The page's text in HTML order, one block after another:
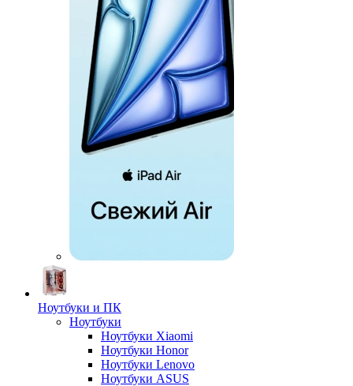
Ноутбуки и ПК
Ноутбуки
Ноутбуки Xiaomi
Ноутбуки Honor
Ноутбуки Lenovo
Ноутбуки ASUS